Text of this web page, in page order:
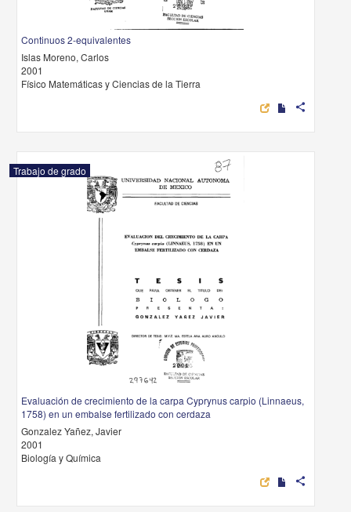
Continuos 2-equivalentes
Islas Moreno, Carlos
2001
Físico Matemáticas y Ciencias de la Tierra
share
Trabajo de grado
Evaluación de crecimiento de la carpa Cyprynus carpio (Linnaeus,
1758) en un embalse fertilizado con cerdaza
Gonzalez Yañez, Javier
2001
Biología y Química
share